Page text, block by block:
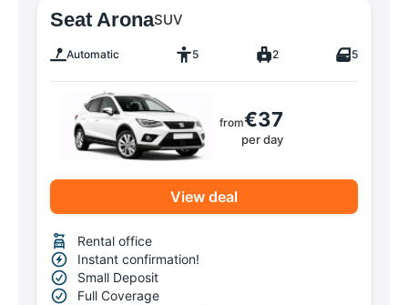
Seat AronaSUV
Automatic 5 2 5
from€37
per day
View deal
Rental office
Instant confirmation!
Small Deposit
Full Coverage